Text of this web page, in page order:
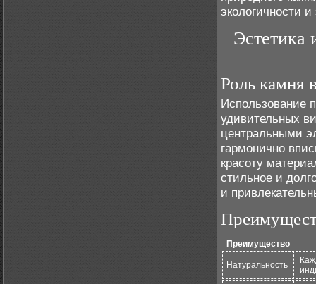
экологичности
Эстетика
Роль камня
Использование
удивительных
центральными
гармонично
красоту
стильное и
и
Преимущество
Натуральность